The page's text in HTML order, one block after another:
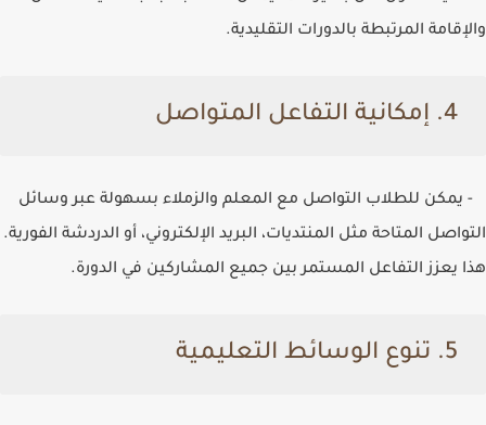
والإقامة المرتبطة بالدورات التقليدية.
4. إمكانية التفاعل المتواصل
- يمكن للطلاب التواصل مع المعلم والزملاء بسهولة عبر وسائل
التواصل المتاحة مثل المنتديات، البريد الإلكتروني، أو الدردشة الفورية.
هذا يعزز التفاعل المستمر بين جميع المشاركين في الدورة.
5. تنوع الوسائط التعليمية